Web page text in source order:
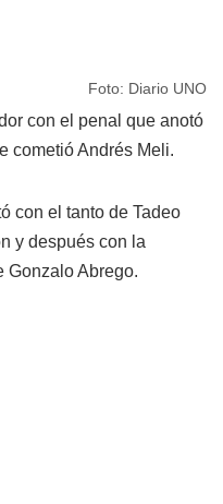
Foto: Diario UNO
con el penal que anotó
cometió Andrés Meli.
con el tanto de Tadeo
y después con la
Gonzalo Abrego.